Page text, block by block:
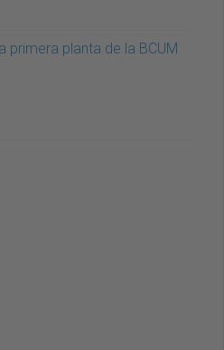
primera planta de la BCUM